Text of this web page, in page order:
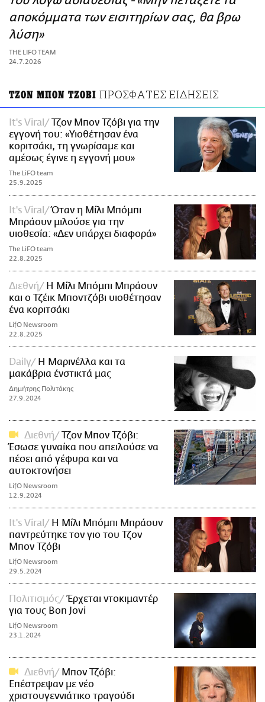
ΑΜΠΑ
PRINT
αποκόμματα των εισιτηρίων σας, θα βρω
λύση»
THE LIFO TEAM
24.7.2026
ΤΖΟΝ ΜΠΟΝ ΤΖΟΒΙ ΠΡΟΣΦΑΤΕΣ ΕΙΔΗΣΕΙΣ
It's Viral
Τζον Μπον Τζόβι για την
εγγονή του: «Υιοθέτησαν ένα
κοριτσάκι, τη γνωρίσαμε και
αμέσως έγινε η εγγονή μου»
The LiFO team
25.9.2025
It's Viral
Όταν η Μίλι Μπόμπι
Μπράουν μιλούσε για την
υιοθεσία: «Δεν υπάρχει διαφορά»
The LiFO team
22.8.2025
Διεθνή
Η Μίλι Μπόμπι Μπράουν
και ο Τζέικ Μποντζόβι υιοθέτησαν
ένα κοριτσάκι
LifO Newsroom
22.8.2025
Daily
Η Μαρινέλλα και τα
μακάβρια ένστικτά μας
Δημήτρης Πολιτάκης
27.9.2024
Διεθνή
Τζον Μπον Τζόβι:
Έσωσε γυναίκα που απειλούσε να
πέσει από γέφυρα και να
αυτοκτονήσει
LifO Newsroom
12.9.2024
It's Viral
Η Μίλι Μπόμπι Μπράουν
παντρεύτηκε τον γιο του Τζον
Μπον Τζόβι
LifO Newsroom
29.5.2024
Πολιτισμός
Έρχεται ντοκιμαντέρ
για τους Bon Jovi
LifO Newsroom
23.1.2024
Διεθνή
Μπον Τζόβι:
Επέστρεψαν με νέο
χριστουγεννιάτικο τραγούδι